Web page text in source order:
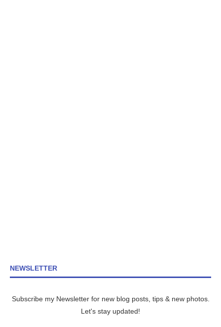
NEWSLETTER
Subscribe my Newsletter for new blog posts, tips & new photos.
Let's stay updated!